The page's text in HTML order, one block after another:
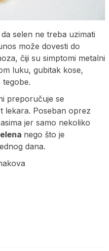
selen ne treba uzimati
može dovesti do
čiji su simptomi metalni
luku, gubitak kose,
preporučuje se
lekara. Poseban oprez
jer samo nekoliko
nego što je
dana.